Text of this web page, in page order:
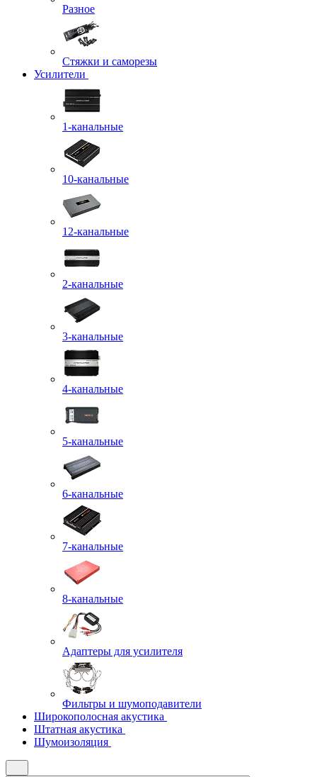
Разное
Стяжки и саморезы
Усилители
1-канальные
10-канальные
12-канальные
2-канальные
3-канальные
4-канальные
5-канальные
6-канальные
7-канальные
8-канальные
Адаптеры для усилителя
Фильтры и шумоподавители
Широкополосная акустика
Штатная акустика
Шумоизоляция